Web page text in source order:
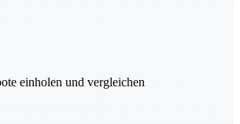
einholen und vergleichen